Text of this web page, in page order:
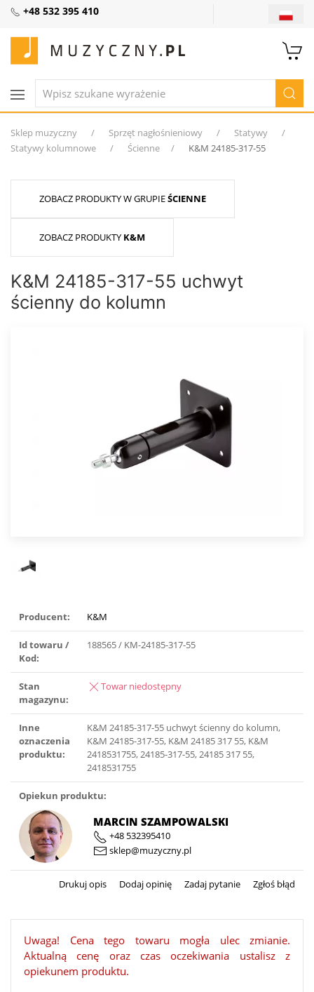
+48 532 395 410
Sklep muzyczny Sprzęt nagłośnieniowy
Statywy
Statywy kolumnowe
Ścienne K&M 24185-317-55
ZOBACZ PRODUKTY W GRUPIEŚCIENNE
ZOBACZ PRODUKTY K&M
K&M 24185-317-55 uchwyt
ścienny do kolumn
Producent: K&M
Id towaru /
Kod:
188565 / KM-24185-317-55
Stan
magazynu:
Towar niedostępny
Inne
oznaczenia
produktu:
K&M 24185-317-55 uchwyt ścienny do kolumn,
K&M 24185-317-55, K&M 24185 317 55, K&M
2418531755, 24185-317-55, 24185 317 55,
2418531755
Opiekun produktu:
MARCIN SZAMPOWALSKI
+48 532395410
sklep@muzyczny.pl
Drukuj opis Dodaj opinię Zadaj pytanie Zgłoś błąd
Uwaga! Cena tego towaru mogła ulec zmianie.
Aktualną cenę oraz czas oczekiwania ustalisz z
opiekunem produktu.